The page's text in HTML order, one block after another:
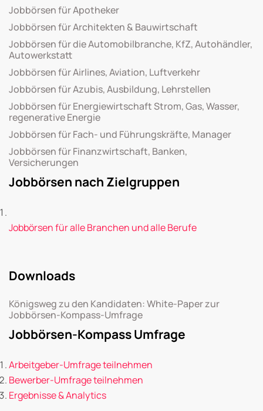
Jobbörsen für Apotheker
Jobbörsen für Architekten & Bauwirtschaft
Jobbörsen für die Automobilbranche, KfZ, Autohändler,
Autowerkstatt
Jobbörsen für Airlines, Aviation, Luftverkehr
Jobbörsen für Azubis, Ausbildung, Lehrstellen
Jobbörsen für Energiewirtschaft Strom, Gas, Wasser,
regenerative Energie
Jobbörsen für Fach- und Führungskräfte, Manager
Jobbörsen für Finanzwirtschaft, Banken,
Versicherungen
Jobbörsen nach Zielgruppen
Jobbörsen für alle Branchen und alle Berufe
Downloads
Königsweg zu den Kandidaten: White-Paper zur
Jobbörsen-Kompass-Umfrage
Jobbörsen-Kompass Umfrage
Arbeitgeber-Umfrage teilnehmen
Bewerber-Umfrage teilnehmen
Ergebnisse & Analytics